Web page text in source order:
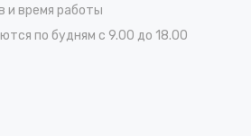
и время работы
по будням с 9.00 до 18.00